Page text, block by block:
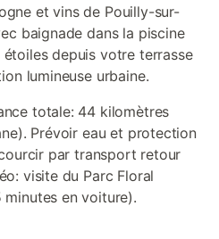
et vins de Pouilly-sur-
baignade dans la piscine
depuis votre terrasse
lumineuse urbaine.
totale: 44 kilomètres
Prévoir eau et protection
par transport retour
visite du Parc Floral
en voiture).